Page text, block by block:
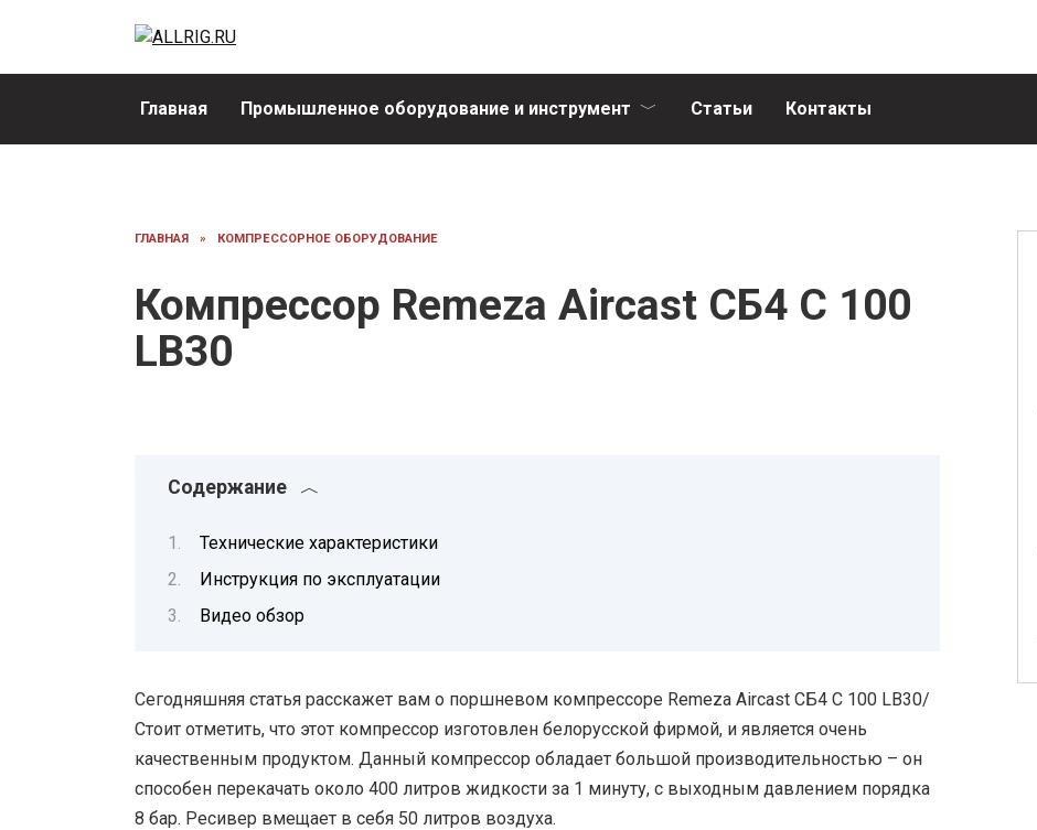
Главная Промышленное оборудование и инструмент Статьи Контакты
ГЛАВНАЯ » КОМПРЕССОРНОЕ ОБОРУДОВАНИЕ
Компрессор Remeza Aircast СБ4 С 100
LB30
Содержание
Технические характеристики
Инструкция по эксплуатации
Видео обзор
Сегодняшняя статья расскажет вам о поршневом компрессоре Remeza Aircast СБ4 С 100 LB30/
Стоит отметить, что этот компрессор изготовлен белорусской фирмой, и является очень
качественным продуктом. Данный компрессор обладает большой производительностью – он
способен перекачать около 400 литров жидкости за 1 минуту, с выходным давлением порядка
8 бар. Ресивер вмещает в себя 50 литров воздуха.